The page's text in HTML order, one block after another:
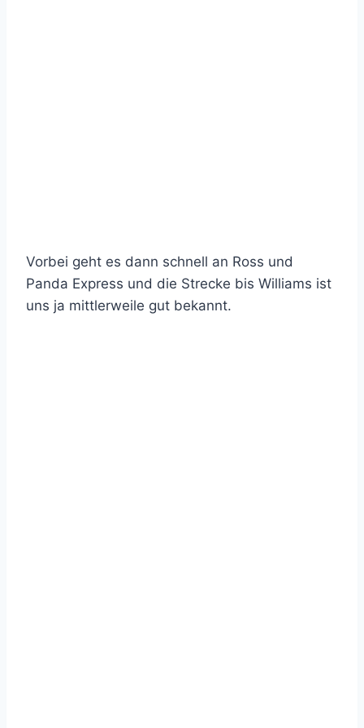
Vorbei geht es dann schnell an Ross und
Panda Express und die Strecke bis Williams ist
uns ja mittlerweile gut bekannt.